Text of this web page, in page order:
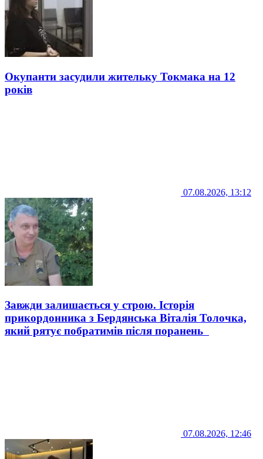
Окупанти засудили жительку Токмака на 12
років
07.08.2026, 13:12
Завжди залишається у строю. Історія
прикордонника з Бердянська Віталія Толочка,
який рятує побратимів після поранень
07.08.2026, 12:46